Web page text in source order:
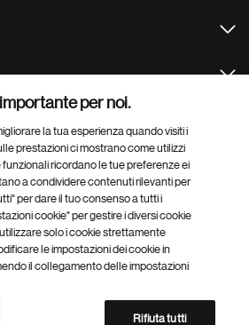
Novartis Italia
Accessibilità
per noi.
la tua esperienza quando visiti i
prestazioni ci mostrano come utilizzi
funzionali ricordano le tue preferenze ei
a condividere contenuti rilevanti per
per dare il tuo consenso a tutti i
cookie" per gestire i diversi cookie
solo i cookie strettamente
le impostazioni dei cookie in
il collegamento delle impostazioni
Rifiuta tutti